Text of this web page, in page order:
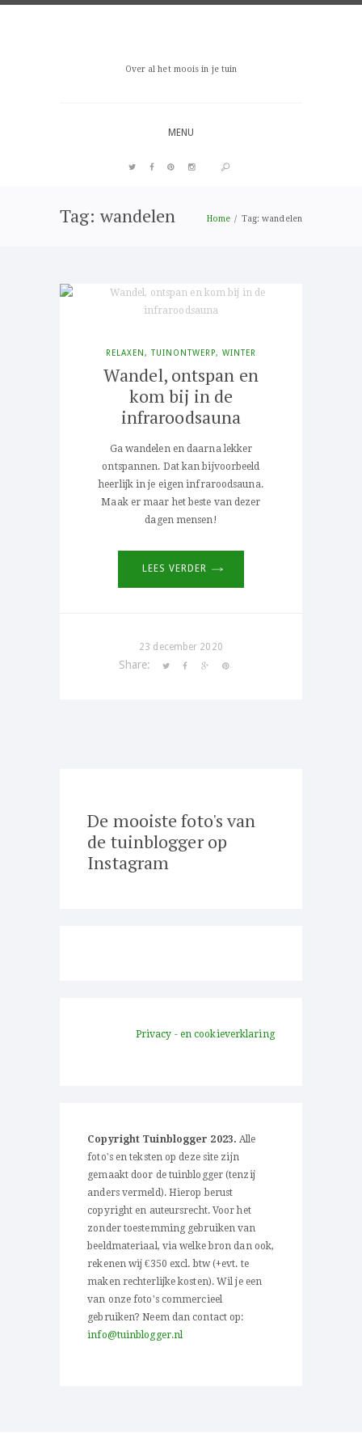
Over al het moois in je tuin
MENU
Tag: wandelen Home Tag: wandelen
RELAXEN, TUINONTWERP, WINTER
Wandel, ontspan en
kom bij in de
infraroodsauna
Ga wandelen en daarna lekker
ontspannen. Dat kan bijvoorbeeld
heerlijk in je eigen infraroodsauna.
Maak er maar het beste van dezer
dagen mensen!
LEES VERDER
23 december 2020
Share:
De mooiste foto's van
de tuinblogger op
Instagram
Privacy - en cookieverklaring
Copyright Tuinblogger 2023. Alle
foto's en teksten op deze site zijn
gemaakt door de tuinblogger (tenzij
anders vermeld). Hierop berust
copyright en auteursrecht. Voor het
zonder toestemming gebruiken van
beeldmateriaal, via welke bron dan ook,
rekenen wij €350 excl. btw (+evt. te
maken rechterlijke kosten). Wil je een
van onze foto's commercieel
gebruiken? Neem dan contact op:
info@tuinblogger.nl